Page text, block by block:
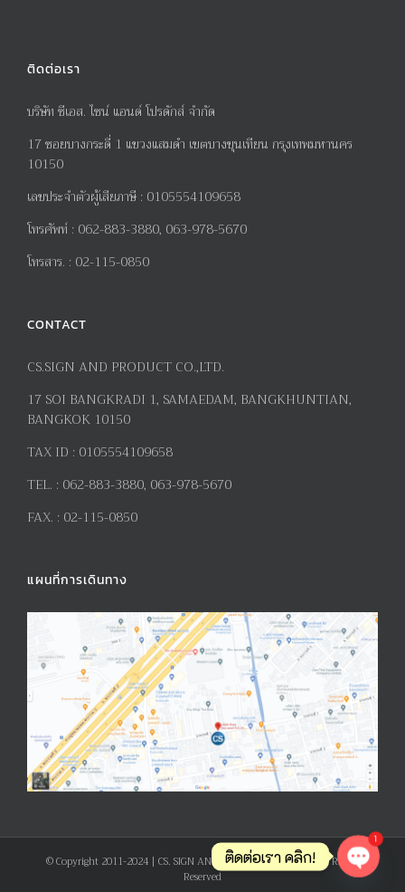
ติดต่อเรา
บริษัท ซีเอส. ไซน์ แอนด์ โปรดักส์ จำกัด
17ซอยบางกระดี่ 1 แขวงแสมดำ เขตบางขุนเทียน กรุงเทพมหานคร
10150
เลขประจำตัวผู้เสียภาษี : 0105554109658
โทรศัพท์ : 062-883-3880, 063-978-5670
โทรสาร. : 02-115-0850
CONTACT
CS.SIGN AND PRODUCT CO.,LTD.
17 SOI BANGKRADI 1, SAMAEDAM, BANGKHUNTIAN,
BANGKOK 10150
TAX ID : 0105554109658
TEL. : 062-883-3880, 063-978-5670
FAX. : 02-115-0850
แผนที่การเดินทาง
© Copyright 2011-2024 | CS. SIGN AND PRODUCT CO., LTD. | All Rights
Reserved
ติดต่อเรา คลิก!
1